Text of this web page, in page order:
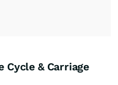
Cycle & Carriage